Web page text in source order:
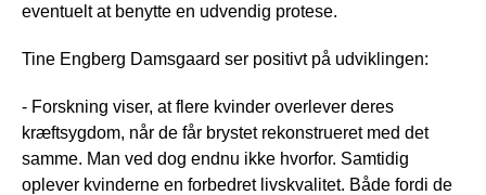
eventuelt at benytte en udvendig protese.
Tine Engberg Damsgaard ser positivt på udviklingen:
- Forskning viser, at flere kvinder overlever deres
kræftsygdom, når de får brystet rekonstrueret med det
samme. Man ved dog endnu ikke hvorfor. Samtidig
oplever kvinderne en forbedret livskvalitet. Både fordi de